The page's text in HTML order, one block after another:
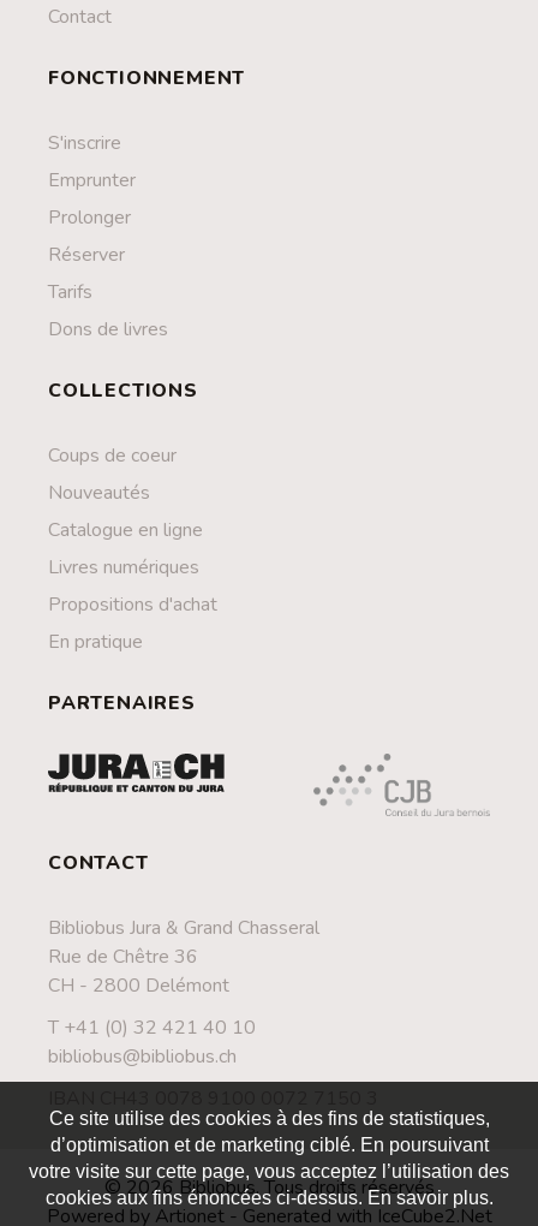
Contact
FONCTIONNEMENT
S'inscrire
Emprunter
Prolonger
Réserver
Tarifs
Dons de livres
COLLECTIONS
Coups de coeur
Nouveautés
Catalogue en ligne
Livres numériques
Propositions d'achat
En pratique
PARTENAIRES
CONTACT
Bibliobus Jura & Grand Chasseral
Rue de Chêtre 36
CH - 2800 Delémont
T +41 (0) 32 421 40 10
bibliobus@bibliobus.ch
© 2026 Bibliobus. Tous droits réservés
Powered by Artionet- Generated with IceCube2.Net
Ce site utilise des cookies à des fins de statistiques,
d’optimisation et de marketing ciblé. En poursuivant
votre visite sur cette page, vous acceptez l’utilisation des
cookies aux fins énoncées ci-dessus. En savoir plus.